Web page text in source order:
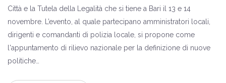
Città e la Tutela della Legalità che si tiene a Bari il 13 e 14
novembre. L’evento, al quale partecipano amministratori locali,
dirigenti e comandanti di polizia locale, si propone come
l'appuntamento di rilievo nazionale per la definizione di nuove
politiche…